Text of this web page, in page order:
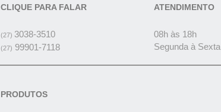
CLIQUE PARA FALAR
(27) 3038-3510
(27) 99901-7118
ATENDIMENTO
08h às 18h
Segunda à Sexta
PRODUTOS